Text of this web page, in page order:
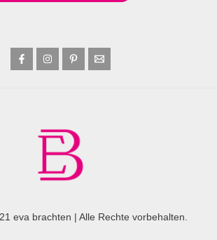
eva brachten | Alle Rechte vorbehalten.